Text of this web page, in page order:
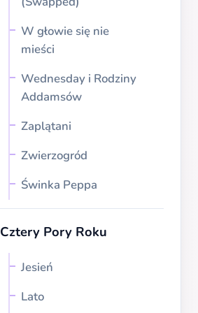
W głowie się nie
mieści
Wednesday i Rodziny
Addamsów
Zaplątani
Zwierzogród
Świnka Peppa
Cztery Pory Roku
Jesień
Lato